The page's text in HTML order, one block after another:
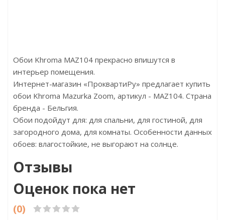
Обои Khroma MAZ104 прекрасно впишутся в
интерьер помещения.
Интернет-магазин «ПроквартиРу» предлагает купить
обои Khroma Mazurka Zoom, артикул - MAZ104. Страна
бренда - Бельгия.
Обои подойдут для: для спальни, для гостиной, для
загородного дома, для комнаты. Особенности данных
обоев: влагостойкие, не выгорают на солнце.
Отзывы
Оценок пока нет
(0)